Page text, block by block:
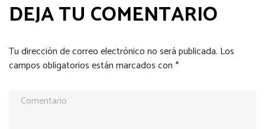
DEJA TU COMENTARIO
Tu dirección de correo electrónico no será publicada. Los
campos obligatorios están marcados con*